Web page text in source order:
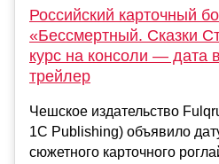
Российский карточный
«Бессмертный. Сказки
курс на консоли — дата
трейлер
Чешское издательство
1C Publishing) объявило
сюжетного карточного